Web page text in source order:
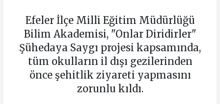
Efeler İlçe Milli Eğitim Müdürlüğü
Bilim Akademisi, "Onlar Diridirler"
Şühedaya Saygı projesi kapsamında,
tüm okulların il dışı gezilerinden
önce şehitlik ziyareti yapmasını
zorunlu kıldı.